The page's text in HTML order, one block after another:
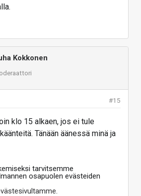
Kokkonen
#15
klo 15 alkaen, jos ei tule
Tänään äänessä minä ja
tarvitsemme
osapuolen evästeiden